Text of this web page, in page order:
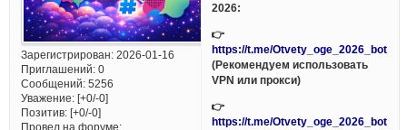
Зарегистрирован: 2026-01-16
Приглашений:0
Сообщений:5256
Уважение: [+0/-0]
Позитив: [+0/-0]
Провел на форуме:
2026:
👉
https://t.me/Otvety_oge_2026_bot
(Рекомендуем использовать
VPN или прокси)
👉
https://t.me/Otvety_oge_2026_bot